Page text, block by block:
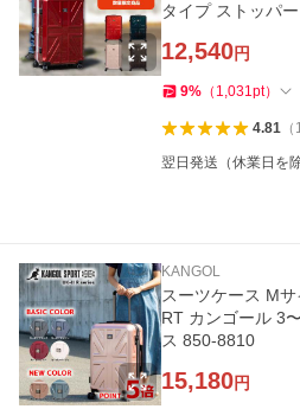
タイプ ストッパ
12,540円
9% （ 1,031pt）
4.81（
翌日発送（休業日を除
KANGOL
スーツケース M
RT カンゴール 3
ス 850-8810
15,180円